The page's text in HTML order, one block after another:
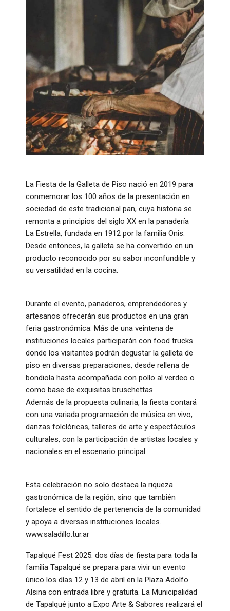
La Fiesta de la Galleta de Piso nació en 2019 para
conmemorar los 100 años de la presentación en
sociedad de este tradicional pan, cuya historia se
remonta a principios del siglo XX en la panadería
La Estrella, fundada en 1912 por la familia Onis.
Desde entonces, la galleta se ha convertido en un
producto reconocido por su sabor inconfundible y
su versatilidad en la cocina.
Durante el evento, panaderos, emprendedores y
artesanos ofrecerán sus productos en una gran
feria gastronómica. Más de una veintena de
instituciones locales participarán con food trucks
donde los visitantes podrán degustar la galleta de
piso en diversas preparaciones, desde rellena de
bondiola hasta acompañada con pollo al verdeo o
como base de exquisitas bruschettas.
Además de la propuesta culinaria, la fiesta contará
con una variada programación de música en vivo,
danzas folclóricas, talleres de arte y espectáculos
culturales, con la participación de artistas locales y
nacionales en el escenario principal.
Esta celebración no solo destaca la riqueza
gastronómica de la región, sino que también
fortalece el sentido de pertenencia de la comunidad
y apoya a diversas instituciones locales.
www.saladillo.tur.ar
Tapalqué Fest 2025: dos días de fiesta para toda la
familia Tapalqué se prepara para vivir un evento
único los días 12 y 13 de abril en la Plaza Adolfo
Alsina con entrada libre y gratuita. La Municipalidad
de Tapalqué junto a Expo Arte & Sabores realizará el